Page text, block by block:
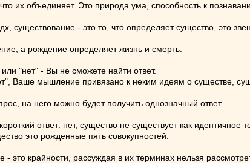
их объединяет. Это природа ума, способность к
существование - это то, что определяет существо, это
а рождение определяет жизнь и смерть.
"нет" - Вы не сможете найти ответ.
Ваше мышление привязано к неким идеям о существе,
на него можно будет получить однозначный ответ.
ответ: нет, существо не существует как
это рожденные пять совокупностей.
это крайности, рассуждая в их терминах нельзя